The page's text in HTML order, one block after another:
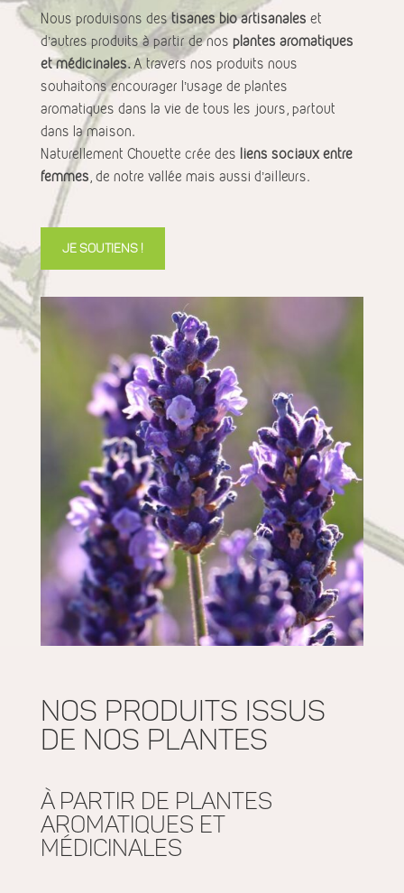
Nous produisons destisanes bio artisanales et
d’autres produits à partir de nos plantes aromatiques
et médicinales.A travers nos produits nous
souhaitons encourager l’usage de plantes
aromatiques dans la vie de tous les jours, partout
dans la maison.
Naturellement Chouette crée des liens sociaux entre
femmes , de notre vallée mais aussi d’ailleurs.
JE SOUTIENS !
nos produits issus
de nos plantes
à partir de plantes
aromatiques et
médicinales